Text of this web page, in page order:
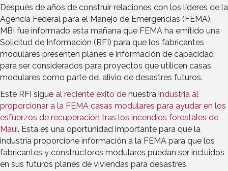
Después de años de construir relaciones con los líderes de la
Agencia Federal para el Manejo de Emergencias (FEMA),
MBI fue informado esta mañana que FEMA ha emitido una
Solicitud de Información (RFI) para que los fabricantes
modulares presenten planes e información de capacidad
para ser considerados para proyectos que utilicen casas
modulares como parte del alivio de desastres futuros.
Este RFI sigue al reciente éxito de nuestra industria al
proporcionar a la FEMA casas modulares para ayudar en los
esfuerzos de recuperación tras los incendios forestales de
Maui. Esta es una oportunidad importante para que la
industria proporcione información a la FEMA para que los
fabricantes y constructores modulares puedan ser incluidos
en sus futuros planes de viviendas para desastres.